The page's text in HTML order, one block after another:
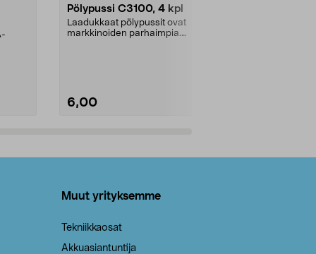
Pölypussi C3100, 4 kpl
Laadukkaat pölypussit ovat
markkinoiden parhaimpia.
6,00
Muut yrityksemme
Tekniikkaosat
Akkuasiantuntija